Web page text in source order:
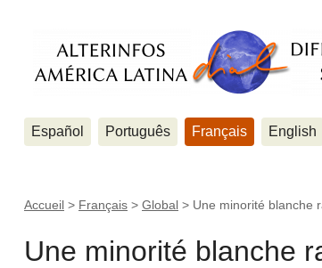
Español Português Français English
Accueil > Français > Global > Une minorité blanche
Une minorité blanche